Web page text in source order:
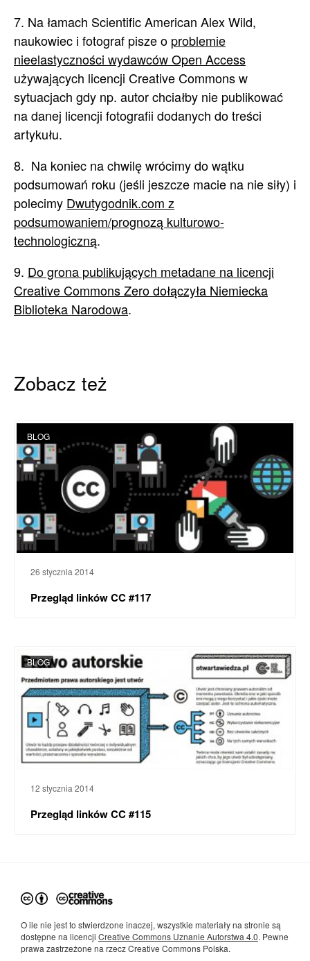
7. Na łamach Scientific American Alex Wild,
naukowiec i fotograf pisze o problemie
nieelastyczności wydawców Open Access
używających licencji Creative Commons w
sytuacjach gdy np. autor chciałby nie publikować
na danej licencji fotografii dodanych do treści
artykułu.
8. Na koniec na chwilę wrócimy do wątku
podsumowań roku (jeśli jeszcze macie na nie siły) i
polecimy Dwutygodnik.com z
podsumowaniem/prognozą kulturowo-
technologiczną.
9. Do grona publikujących metadane na licencji
Creative Commons Zero dołączyła Niemiecka
Biblioteka Narodowa.
Zobacz też
BLOG
26 stycznia 2014
Przegląd linków CC #117
BLOG
12 stycznia 2014
Przegląd linków CC #115
O ile nie jest to stwierdzone inaczej, wszystkie materiały na stronie są
dostępne na licencji Creative Commons Uznanie Autorstwa 4.0. Pewne
prawa zastrzeżone na rzecz Creative Commons Polska.